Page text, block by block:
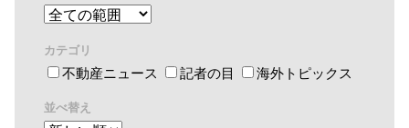
カテゴリ
不動産ニュース 記者の目 海外トピックス
並べ替え